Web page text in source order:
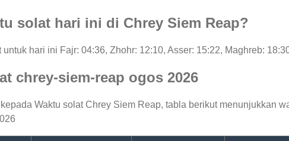
solat hari ini di Chrey Siem Reap?
hari ini Fajr: 04:36, Zhohr: 12:10, Asser: 15:22, Maghreb:
chrey-siem-reap ogos 2026
Waktu solat Chrey Siem Reap, tabla berikut menunjukkan